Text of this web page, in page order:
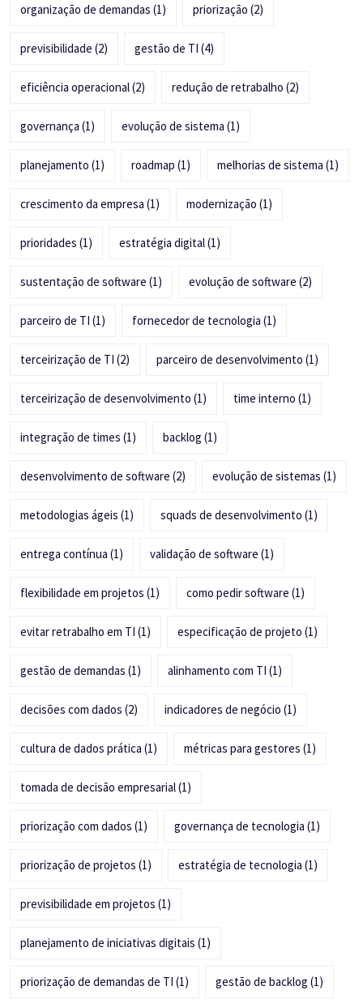
organização de demandas (1) priorização (2)
previsibilidade (2) gestão de TI (4)
eficiência operacional(2) redução de retrabalho (2)
governança (1) evolução de sistema (1)
planejamento (1) roadmap (1) melhorias de sistema (1)
crescimento da empresa (1) modernização (1)
prioridades (1) estratégia digital(1)
sustentação de software (1) evolução de software (2)
parceiro de TI (1) fornecedor de tecnologia (1)
terceirização de TI (2) parceiro de desenvolvimento (1)
terceirização de desenvolvimento (1) time interno (1)
integração de times (1) backlog (1)
desenvolvimento de software (2) evolução de sistemas (1)
metodologias ágeis (1) squads de desenvolvimento (1)
entrega contínua (1) validação de software (1)
flexibilidade em projetos (1) como pedir software (1)
evitar retrabalho em TI (1) especificação de projeto (1)
gestão de demandas (1) alinhamento com TI (1)
decisões com dados (2) indicadores de negócio (1)
cultura de dados prática (1) métricas para gestores (1)
tomada de decisão empresarial(1)
priorização com dados (1) governança de tecnologia (1)
priorização de projetos (1) estratégia de tecnologia (1)
previsibilidade em projetos (1)
planejamento de iniciativas digitais (1)
priorização de demandas de TI (1) gestão de backlog (1)